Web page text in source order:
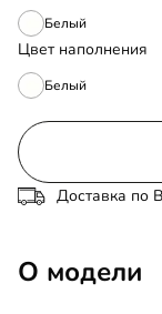
Белый
Цвет наполнения
Белый
Доставка по
О модели